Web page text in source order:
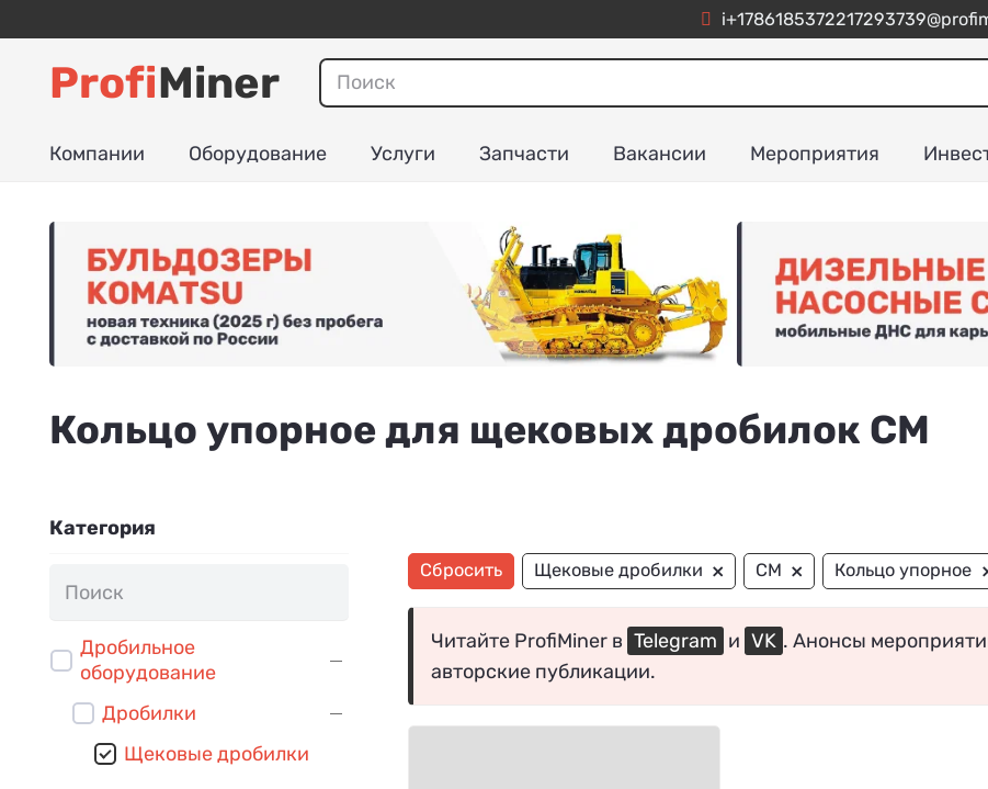
ProfiMiner
Компании Оборудование Услуги Запчасти Вакансии Мероприятия
Кольцо упорное для щековых дробилок СМ
Категория
Дробильное
оборудование
Дробилки
Щековые дробилки
Сбросить Щековые дробилки × СМ × Кольцо упорное
Читайте ProfiMiner в Telegram и VK . Анонсы
авторские публикации.